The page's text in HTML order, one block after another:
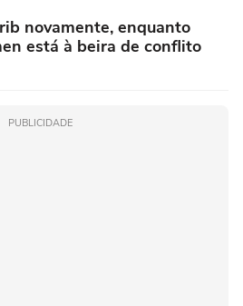
novamente, enquanto
está à beira de conflito
PUBLICIDADE